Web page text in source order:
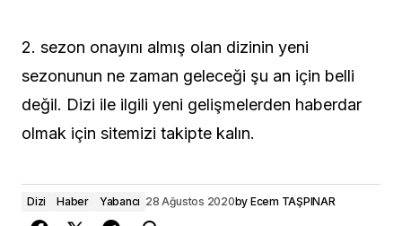
2. sezon onayını almış olan dizinin yeni
sezonunun ne zaman geleceği şu an için belli
değil. Dizi ile ilgili yeni gelişmelerden haberdar
olmak için sitemizi takipte kalın.
Dizi Haber Yabancı 28 Ağustos 2020by Ecem TAŞPINAR